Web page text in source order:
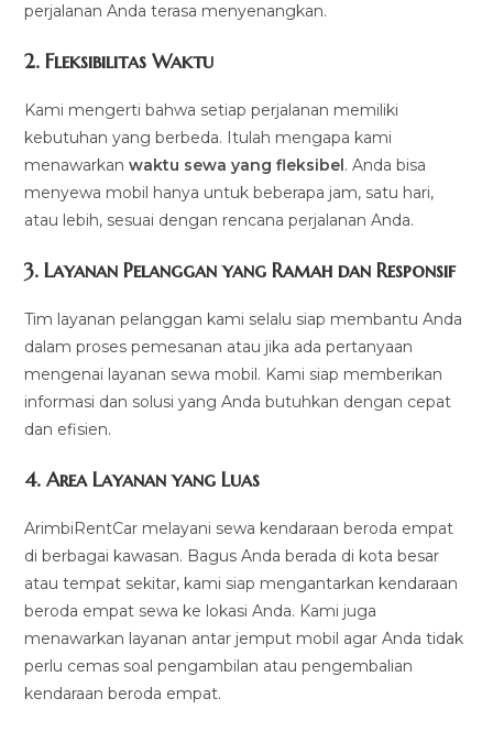
perjalanan Anda terasa menyenangkan.
2.Fleksibilitas Waktu
Kami mengerti bahwa setiap perjalanan memiliki
kebutuhan yang berbeda. Itulah mengapa kami
menawarkanwaktu sewa yang fleksibel. Anda bisa
menyewa mobil hanya untuk beberapa jam, satu hari,
atau lebih, sesuai dengan rencana perjalanan Anda.
3.Layanan Pelanggan yang Ramah dan Responsif
Tim layanan pelanggan kami selalu siap membantu Anda
dalam proses pemesanan atau jika ada pertanyaan
mengenai layanan sewa mobil. Kami siap memberikan
informasi dan solusi yang Anda butuhkan dengan cepat
dan efisien.
4.Area Layanan yang Luas
ArimbiRentCar melayani sewa kendaraan beroda empat
di berbagai kawasan. Bagus Anda berada di kota besar
atau tempat sekitar, kami siap mengantarkan kendaraan
beroda empat sewa ke lokasi Anda. Kami juga
menawarkan layanan antar jemput mobil agar Anda tidak
perlu cemas soal pengambilan atau pengembalian
kendaraan beroda empat.